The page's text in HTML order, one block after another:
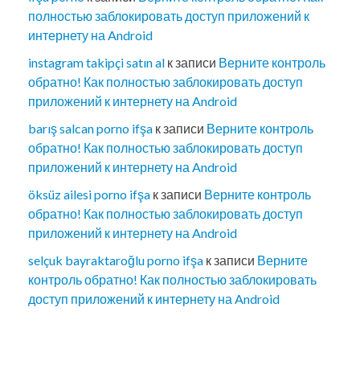
полностью заблокировать доступ приложений к
интернету на Android
instagram takipçi satın al к записи Верните контроль
обратно! Как полностью заблокировать доступ
приложений к интернету на Android
barış salcan porno ifşa к записи Верните контроль
обратно! Как полностью заблокировать доступ
приложений к интернету на Android
öksüz ailesi porno ifşa к записи Верните контроль
обратно! Как полностью заблокировать доступ
приложений к интернету на Android
selçuk bayraktaroğlu porno ifşa к записи Верните
контроль обратно! Как полностью заблокировать
доступ приложений к интернету на Android